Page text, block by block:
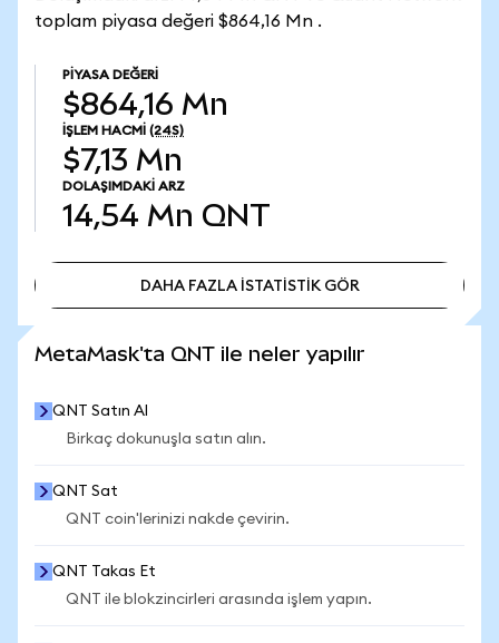
toplam piyasa değeri $864,16 Mn .
PIYASA DEĞERI
$864,16 Mn
İŞLEM HACMI (24S)
$7,13 Mn
DOLAŞIMDAKI ARZ
14,54 Mn QNT
DAHA FAZLA İSTATİSTİK GÖR
MetaMask'ta QNT ile neler yapılır
QNT Satın Al
Birkaç dokunuşla satın alın.
QNT Sat
QNT coin'lerinizi nakde çevirin.
QNT Takas Et
QNT ile blokzincirleri arasında işlem yapın.